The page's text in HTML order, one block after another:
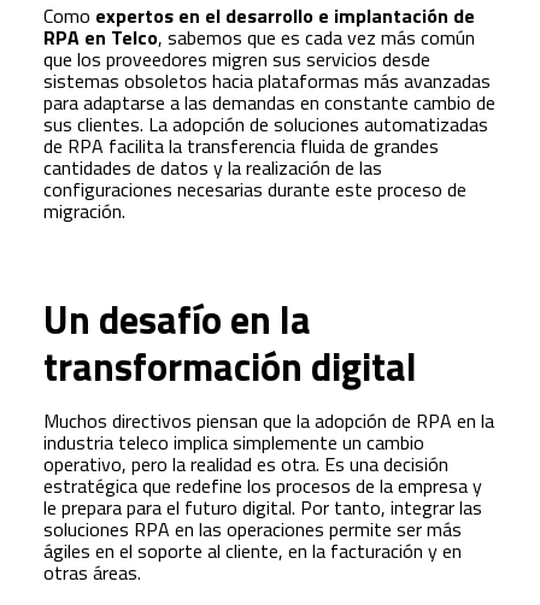
Como expertos en el desarrollo e implantación de
RPA en Telco, sabemos que es cada vez más común
que los proveedores migren sus servicios desde
sistemas obsoletos hacia plataformas más avanzadas
para adaptarse a las demandas en constante cambio de
sus clientes. La adopción de soluciones automatizadas
de RPA facilita la transferencia fluida de grandes
cantidades de datos y la realización de las
configuraciones necesarias durante este proceso de
migración.
Un desafío en la
transformación digital
Muchos directivos piensan que la adopción de RPA en la
industria teleco implica simplemente un cambio
operativo, pero la realidad es otra. Es una decisión
estratégica que redefine los procesos de la empresa y
le prepara para el futuro digital. Por tanto, integrar las
soluciones RPA en las operaciones permite ser más
ágiles en el soporte al cliente, en la facturación y en
otras áreas.